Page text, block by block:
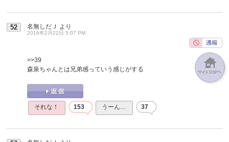
52 名無しだＪ より
2016年2月22日 5:07 PM
>>39
森泉ちゃんとは兄弟感っていう感じがする
それな！ 153 うーん… 37